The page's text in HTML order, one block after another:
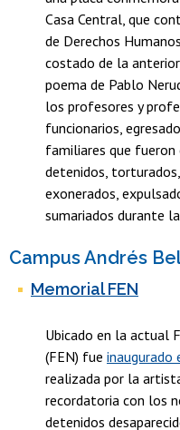
Casa Central, que
de Derechos
costado de la
poema de Pablo
los profesores y
funcionarios,
familiares que fueron
detenidos,
exonerados,
sumariados durante
Campus Andrés
Memorial FEN
Ubicado en la actual
(FEN) fue inaugurado
realizada por la
recordatoria con los
detenidos